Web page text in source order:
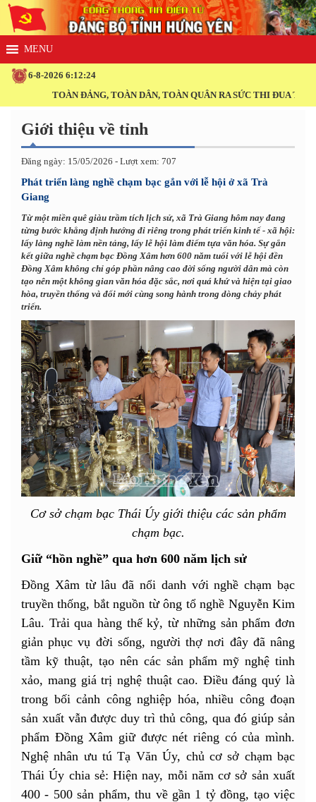
6-8-2026 6:12:25
TOÀN ĐẢNG, TOÀN DÂN, TOÀN QUÂN RA SỨC THI ĐUA THỰC
Giới thiệu về tỉnh
Đăng ngày: 15/05/2026 - Lượt xem: 707
Phát triển làng nghề chạm bạc gắn với lễ hội ở xã Trà
Giang
Từ một miền quê giàu trầm tích lịch sử, xã Trà Giang hôm nay đang
từng bước khẳng định hướng đi riêng trong phát triển kinh tế - xã hội:
lấy làng nghề làm nền tảng, lấy lễ hội làm điểm tựa văn hóa. Sự gắn
kết giữa nghề chạm bạc Đồng Xâm hơn 600 năm tuổi với lễ hội đền
Đồng Xâm không chỉ góp phần nâng cao đời sống người dân mà còn
tạo nên một không gian văn hóa đặc sắc, nơi quá khứ và hiện tại giao
hòa, truyền thống và đổi mới cùng song hành trong dòng chảy phát
triển.
Cơ sở chạm bạc Thái Úy giới thiệu các sản phẩm
chạm bạc.
Giữ “hồn nghề” qua hơn 600 năm lịch sử
Đồng Xâm từ lâu đã nổi danh với nghề chạm bạc
truyền thống, bắt nguồn từ ông tổ nghề Nguyễn Kim
Lâu. Trải qua hàng thế kỷ, từ những sản phẩm đơn
giản phục vụ đời sống, người thợ nơi đây đã nâng
tầm kỹ thuật, tạo nên các sản phẩm mỹ nghệ tinh
xảo, mang giá trị nghệ thuật cao. Điều đáng quý là
trong bối cảnh công nghiệp hóa, nhiều công đoạn
sản xuất vẫn được duy trì thủ công, qua đó giúp sản
phẩm Đồng Xâm giữ được nét riêng có của mình.
Nghệ nhân ưu tú Tạ Văn Úy, chủ cơ sở chạm bạc
Thái Úy chia sẻ: Hiện nay, mỗi năm cơ sở sản xuất
400 - 500 sản phẩm, thu về gần 1 tỷ đồng, tạo việc